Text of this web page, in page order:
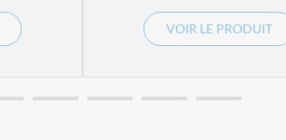
VOIR LE PRODUIT